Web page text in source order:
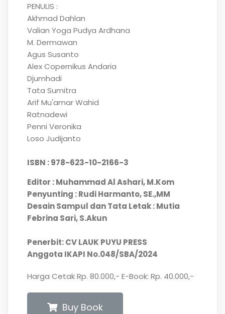
PENULIS :
Akhmad Dahlan
Valian Yoga Pudya Ardhana
M. Dermawan
Agus Susanto
Alex Copernikus Andaria
Djumhadi
Tata Sumitra
Arif Mu'amar Wahid
Ratnadewi
Penni Veronika
Loso Judijanto
ISBN : 978-623-10-2166-3
Editor : Muhammad Al Ashari, M.Kom
Penyunting : Rudi Harmanto, SE.,MM
Desain Sampul dan Tata Letak : Mutia
Febrina Sari, S.Akun
Penerbit: CV LAUK PUYU PRESS
Anggota IKAPI No.048/SBA/2024
Harga Cetak Rp. 80.000,- E-Book: Rp. 40.000,-
Buy Book